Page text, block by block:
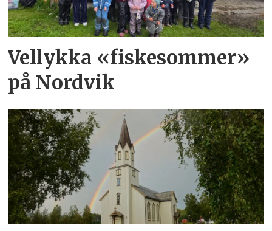
Vellykka «fiskesommer»
på Nordvik